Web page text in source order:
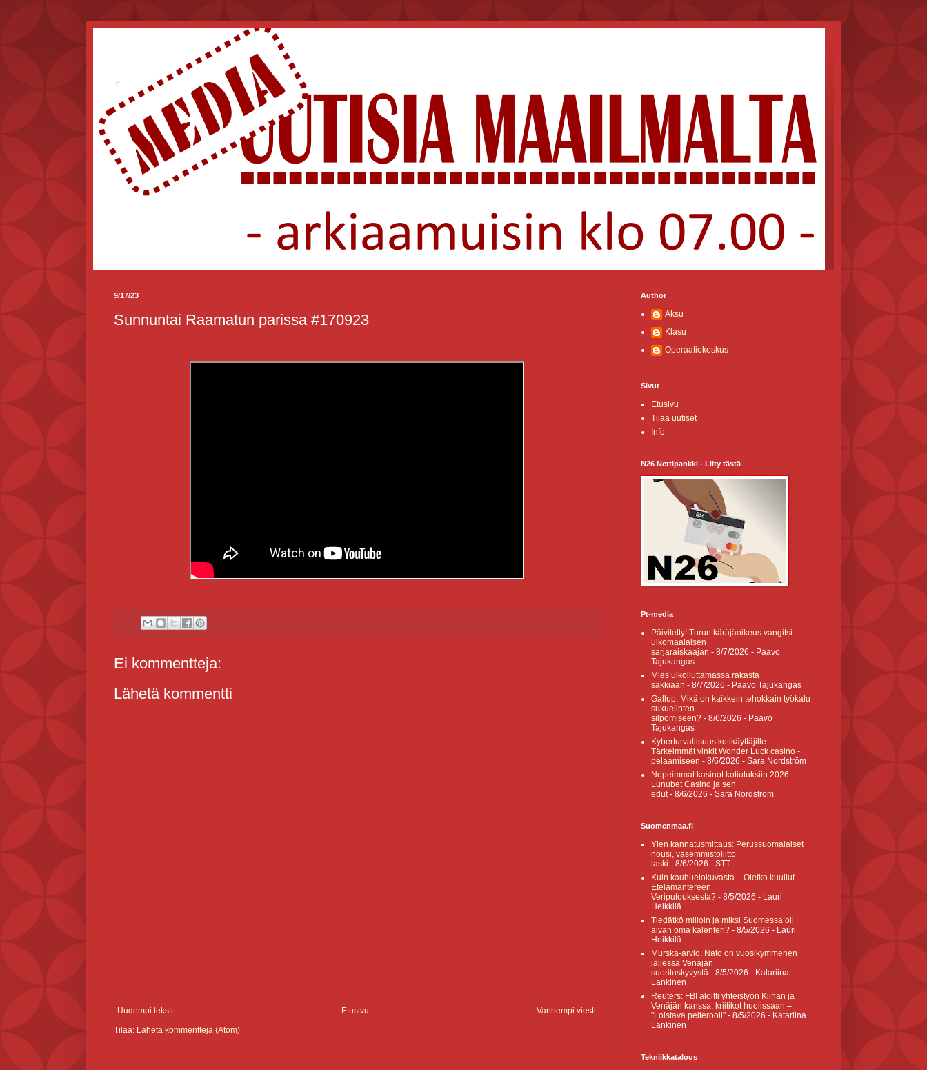
.
9/17/23
Sunnuntai Raamatun parissa #170923
Ei kommentteja:
Lähetä kommentti
Uudempi teksti Vanhempi viesti
Etusivu
Tilaa: Lähetä kommentteja (Atom)
Author
Aksu
Klasu
Operaatiokeskus
Sivut
Etusivu
Tilaa uutiset
Info
N26 Nettipankki - Liity tästä
Pt-media
Päivitetty! Turun käräjäoikeus vangitsi
ulkomaalaisen
sarjaraiskaajan - 8/7/2026 - Paavo
Tajukangas
Mies ulkoiluttamassa rakasta
säkkiään - 8/7/2026 - Paavo Tajukangas
Gallup: Mikä on kaikkein tehokkain työkalu
sukuelinten
silpomiseen? - 8/6/2026 - Paavo
Tajukangas
Kyberturvallisuus kotikäyttäjille:
Tärkeimmät vinkit Wonder Luck casino -
pelaamiseen - 8/6/2026 - Sara Nordström
Nopeimmat kasinot kotiutuksiin 2026:
Lunubet Casino ja sen
edut- 8/6/2026 - Sara Nordström
Suomenmaa.fi
Ylen kannatusmittaus: Perussuomalaiset
nousi, vasemmistoliitto
laski - 8/6/2026 - STT
Kuin kauhuelokuvasta – Oletko kuullut
Etelämantereen
Veriputouksesta? - 8/5/2026 - Lauri
Heikkilä
Tiedätkö milloin ja miksi Suomessa oli
aivan oma kalenteri? - 8/5/2026 - Lauri
Heikkilä
Murska-arvio: Nato on vuosikymmenen
jäljessä Venäjän
suorituskyvystä - 8/5/2026 - Katariina
Lankinen
Reuters: FBI aloitti yhteistyön Kiinan ja
Venäjän kanssa, kriitikot huolissaan –
"Loistava peiterooli" - 8/5/2026 - Katariina
Lankinen
Tekniikkatalous